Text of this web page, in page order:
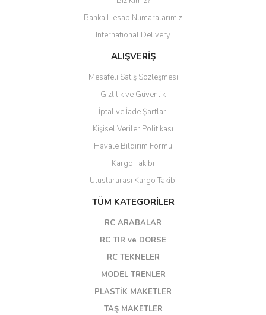
Banka Hesap Numaralarımız
International Delivery
ALIŞVERİŞ
Mesafeli Satış Sözleşmesi
Gizlilik ve Güvenlik
İptal ve İade Şartları
Kişisel Veriler Politikası
Havale Bildirim Formu
Kargo Takibi
Uluslararası Kargo Takibi
TÜM KATEGORİLER
RC ARABALAR
RC TIR ve DORSE
RC TEKNELER
MODEL TRENLER
PLASTİK MAKETLER
TAŞ MAKETLER